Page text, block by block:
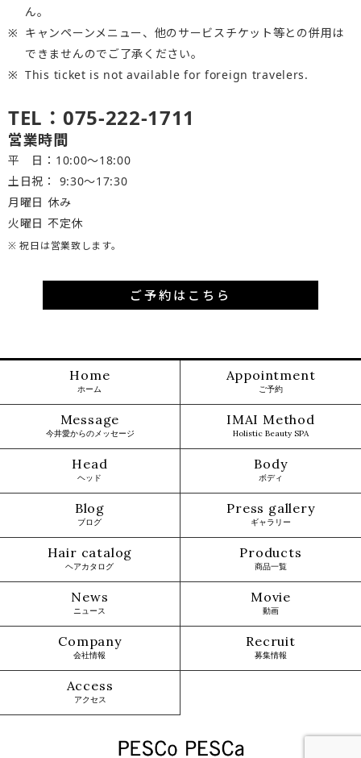
ん。
キャンペーンメニュー、他のサービスチケット等との併用は
できませんのでご了承ください。
This ticket is not available for foreign travelers.
TEL：075-222-1711
営業時間
平 日：10:00～18:00
土日祝： 9:30〜17:30
月曜日 休み
火曜日 不定休
※ 祝日は営業致します。
ご予約はこちら
Home
ホーム
Appointment
ご予約
Message
今井愛からのメッセージ
IMAI Method
Holistic Beauty SPA
Head
ヘッド
Body
ボディ
Blog
ブログ
Press gallery
ギャラリー
Hair catalog
ヘアカタログ
Products
商品一覧
News
ニュース
Movie
動画
Company
会社情報
Recruit
募集情報
Access
アクセス